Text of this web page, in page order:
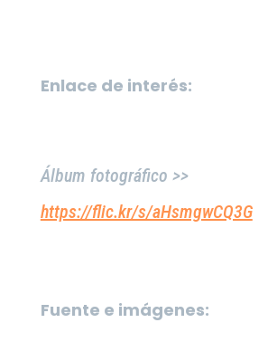
Enlace de interés:
Álbum fotográfico >>
https://flic.kr/s/aHsmgwCQ3G
Fuente e imágenes: